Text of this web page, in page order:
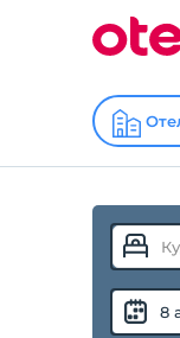
8